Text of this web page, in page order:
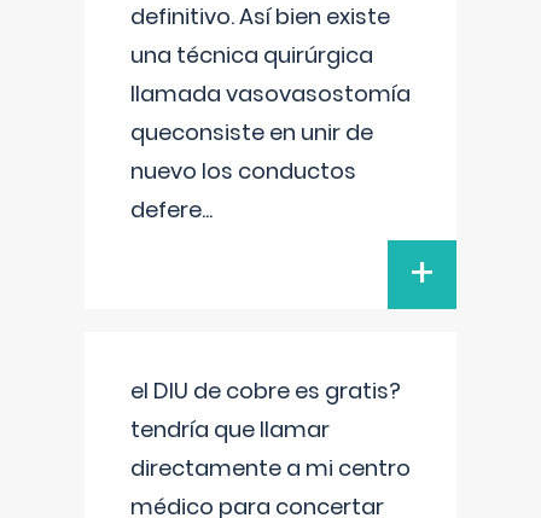
definitivo. Así bien existe
una técnica quirúrgica
llamada vasovasostomía
queconsiste en unir de
nuevo los conductos
defere...
+
el DIU de cobre es gratis?
tendría que llamar
directamente a mi centro
médico para concertar